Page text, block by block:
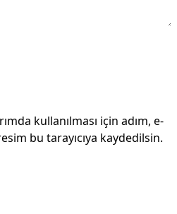
kullanılması için adım, e-
bu tarayıcıya kaydedilsin.